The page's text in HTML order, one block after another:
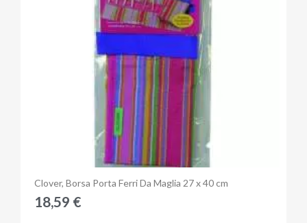
Anteprima
Clover, Borsa Porta Ferri Da Maglia 27 x 40 cm
18,59 €